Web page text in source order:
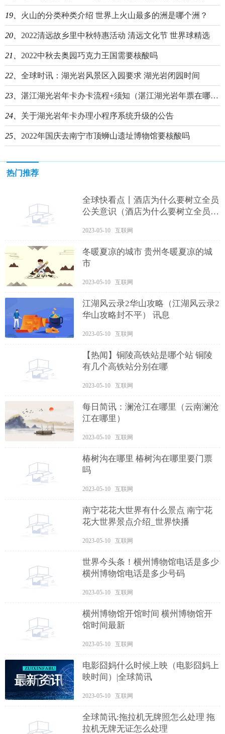
19、 ​火山的分类种类介绍 世界上火山最多的洲是哪个洲？
20、 2022清远故乡里中秋特惠活动 清远文化节 世界球精选
21、 2022中秋去奥园巧克力王国需要核酸吗
22、 全球时讯：湖光岩风景区入园要求 湖光岩闭园时间
23、 湛江湖光岩年卡办卡流程+须知（湛江湖光岩年票在哪里买）
24、 关于湖光岩年卡办理小程序系统升级的公告
25、 2022年国庆去南宁市顶蛳山遗址博物馆要核酸吗
热门推荐
全球快看点丨酒店为什么要树立全员
公关意识（酒店为什么要树立全员公
2023-05-10 互联网
冬暖夏凉的城市 贵州冬暖夏凉的城
市
2023-05-10 互联网
江湖风云录2华山攻略（江湖风云录2
华山攻略封不平） 讯息
2023-05-10 互联网
【热闻】铜陵高铁站是哪个站 铜陵
有几个高铁站分别在哪
2023-05-10 互联网
每日简讯：澜沧江在哪里（云南澜沧
江在哪里）
2023-05-10 互联网
椿树沟在哪里 椿树沟在哪里要门票
吗
2023-05-10 互联网
南宁花花大世界有什么景点 南宁花
花大世界景点介绍_世界快播
2023-05-10 互联网
世界今头条！横州博物馆电话是多少
横州博物馆电话是多少号码
2023-05-10 互联网
横州博物馆开馆时间 横州博物馆开
馆时间最新
2023-05-10 互联网
电影囧妈什么时候上映（电影囧妈上
映时间）|全球简讯
2023-05-10 互联网
全球简讯:拖拉机无牌照怎么处理 拖
拉机无牌无证怎么处理